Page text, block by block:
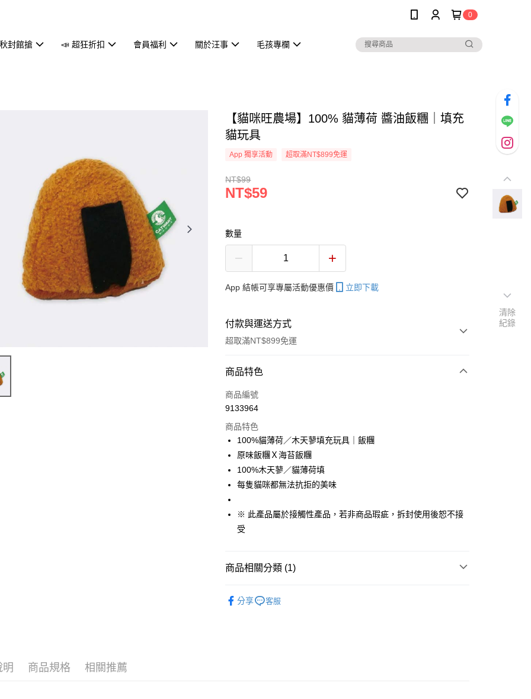
0
封館搶 📣 超狂折扣 會員福利 關於汪事 毛孩專欄
【貓咪旺農場】100% 貓薄荷 醬油飯糰｜填充
貓玩具
App 獨享活動 超取滿NT$899免運
NT$99
NT$59
數量
App 結帳可享專屬活動優惠價 立即下載
付款與運送方式
超取滿NT$899免運
付款方式
信用卡一次付款
3 期 0 利率 每期 NT$19
合作金庫商業銀行
華南商業銀行
國泰世華商業銀行
匯豐（台灣）商業銀行
華泰商業銀行
聯邦商業銀行
台新國際商業銀行
超商取貨付款
Apple Pay
全盈+PAY
相關說明
商品特色
商品編號
9133964
商品特色
100%貓薄荷／木天蓼填充玩具｜飯糰
原味飯糰Ｘ海苔飯糰
100%木天蓼／貓薄荷填
每隻貓咪都無法抗拒的美味
※ 此產品屬於接觸性產品，若非商品瑕疵，拆封使用後恕不接
受
商品相關分類 (1)
分享
客服
明 商品規格 相關推薦
清除
紀錄